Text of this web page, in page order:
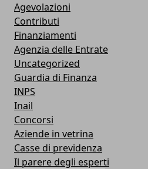
Agevolazioni
Contributi
Finanziamenti
Agenzia delle Entrate
Uncategorized
Guardia di Finanza
INPS
Inail
Concorsi
Aziende in vetrina
Casse di previdenza
Il parere degli esperti